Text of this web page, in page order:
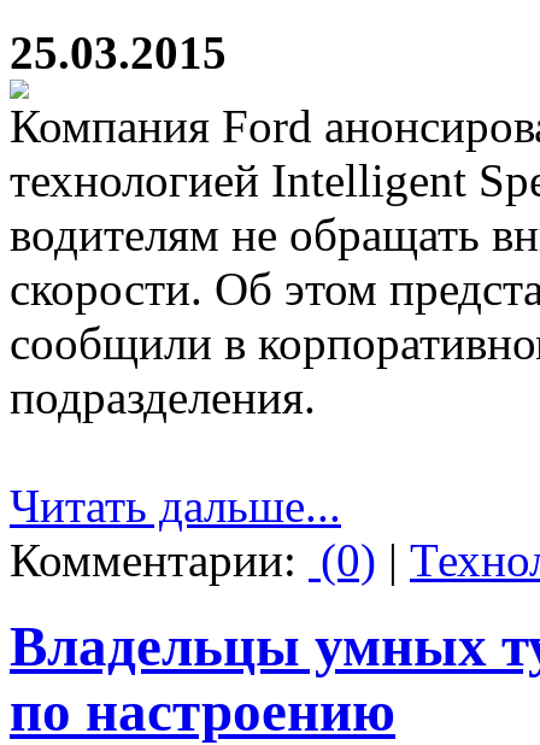
25.03.2015
Компания Ford
технологией Intelligent
водителям не обращать
скорости. Об этом
сообщили в
подразделения.
Читать дальше...
Комментарии: (0) |
Владельцы умных
по настроению